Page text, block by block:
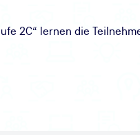
2C“ lernen die